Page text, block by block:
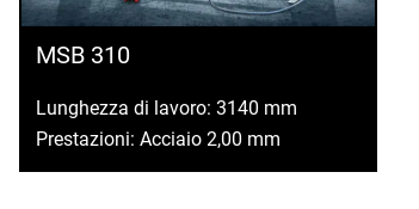
MSB 310
Lunghezza di lavoro: 3140 mm
Prestazioni: Acciaio 2,00 mm